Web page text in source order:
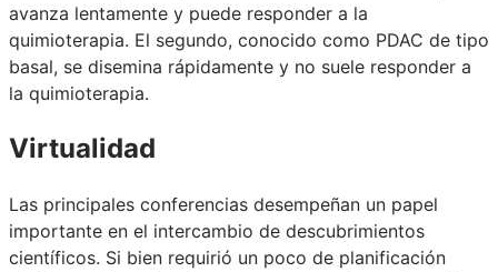
avanza lentamente y puede responder a la
quimioterapia. El segundo, conocido como PDAC de tipo
basal, se disemina rápidamente y no suele responder a
la quimioterapia.
Virtualidad
Las principales conferencias desempeñan un papel
importante en el intercambio de descubrimientos
científicos. Si bien requirió un poco de planificación